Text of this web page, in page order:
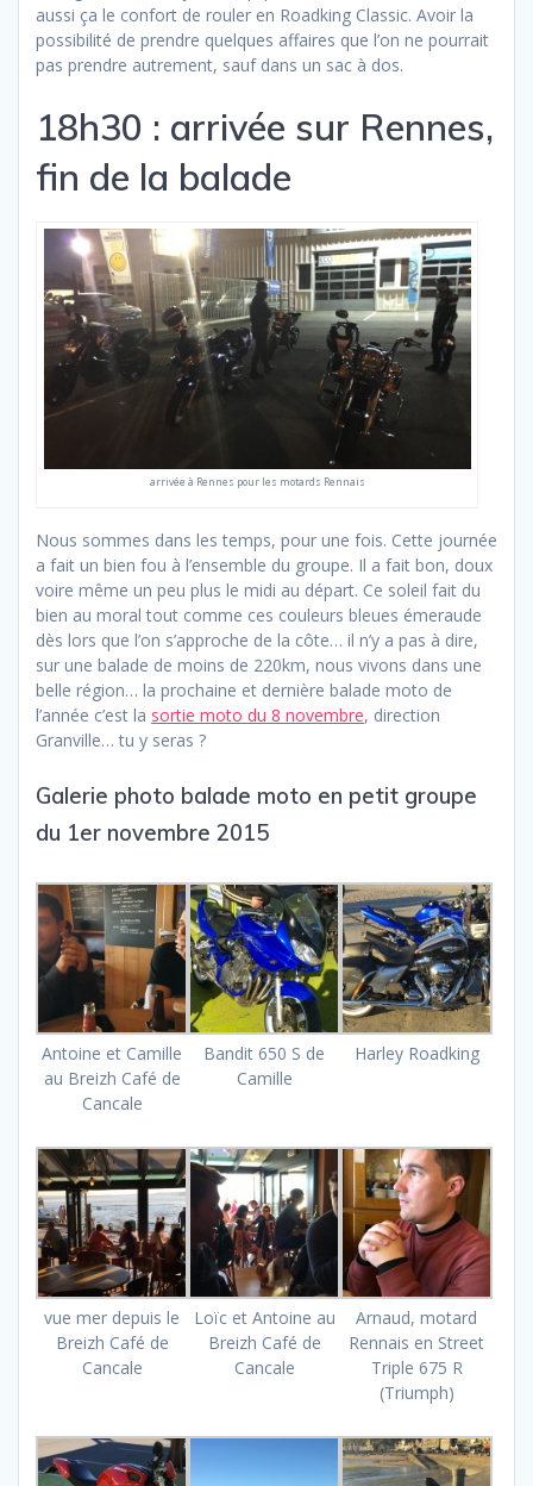
aussi ça le confort de rouler en Roadking Classic. Avoir la
possibilité de prendre quelques affaires que l’on ne pourrait
pas prendre autrement, sauf dans un sac à dos.
18h30 : arrivée sur Rennes,
fin de la balade
arrivée à Rennes pour les motards Rennais
Nous sommes dans les temps, pour une fois. Cette journée
a fait un bien fou à l’ensemble du groupe. Il a fait bon, doux
voire même un peu plus le midi au départ. Ce soleil fait du
bien au moral tout comme ces couleurs bleues émeraude
dès lors que l’on s’approche de la côte… il n’y a pas à dire,
sur une balade de moins de 220km, nous vivons dans une
belle région… la prochaine et dernière balade moto de
l’année c’est la sortie moto du 8 novembre, direction
Granville… tu y seras ?
Galerie photo balade moto en petit groupe
du 1er novembre 2015
Antoine et Camille
au Breizh Café de
Cancale
Bandit 650 S de
Camille
Harley Roadking
vue mer depuis le
Breizh Café de
Cancale
Loïc et Antoine au
Breizh Café de
Cancale
Arnaud, motard
Rennais en Street
Triple 675 R
(Triumph)